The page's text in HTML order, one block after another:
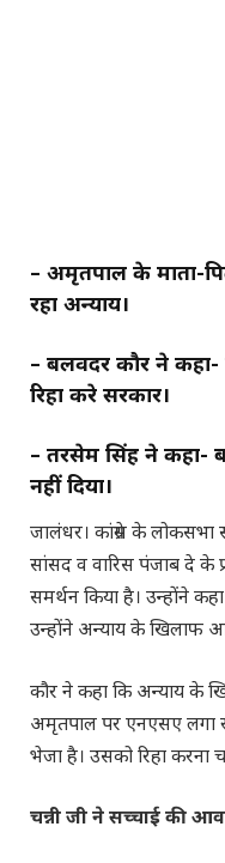
– अमृतपाल के माता-
रहा अन्याय।
– बलविंदर कौर ने
रिहा करे सरकार।
– तरसेम सिंह ने कहा-
नहीं दिया।
जालंधर। कांग्रेस के
सांसद व वारिस पंजाब दे के
समर्थन किया है। उन्होंने
उन्होंने अन्याय के खिलाफ
कौर ने कहा कि अन्याय के
अमृतपाल पर एनएसए लगा
भेजा है। उसको रिहा करना
चन्नी जी ने सच्चाई की